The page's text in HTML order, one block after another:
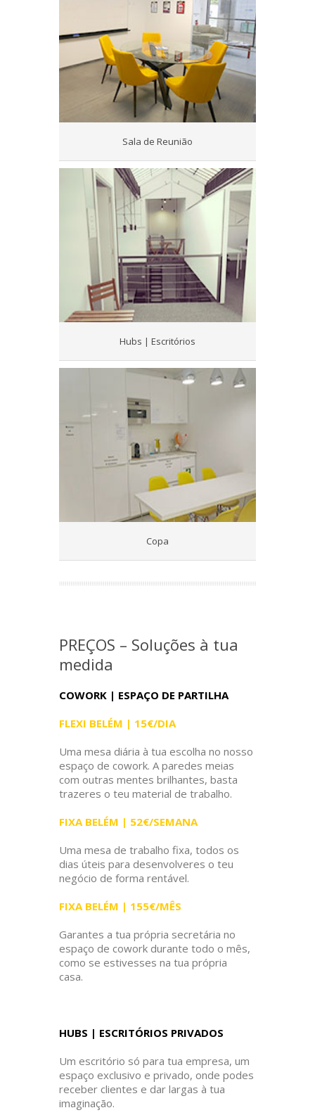
Sala de Reunião
Hubs | Escritórios
Copa
PREÇOS – Soluções à tua
medida
COWORK | ESPAÇO DE PARTILHA
FLEXI BELÉM | 15€/DIA
Uma mesa diária à tua escolha no nosso
espaço de cowork. A paredes meias
com outras mentes brilhantes, basta
trazeres o teu material de trabalho.
FIXA BELÉM | 52€/SEMANA
Uma mesa de trabalho fixa, todos os
dias úteis para desenvolveres o teu
negócio de forma rentável.
FIXA BELÉM | 155€/MÊS
Garantes a tua própria secretária no
espaço de cowork durante todo o mês,
como se estivesses na tua própria
casa.
HUBS | ESCRITÓRIOS PRIVADOS
Um escritório só para tua empresa, um
espaço exclusivo e privado, onde podes
receber clientes e dar largas à tua
imaginação.